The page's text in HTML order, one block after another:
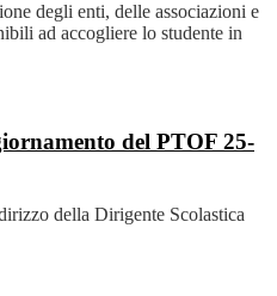
degli enti, delle associazioni e
ad accogliere lo studente in
del PTOF 25-
della Dirigente Scolastica